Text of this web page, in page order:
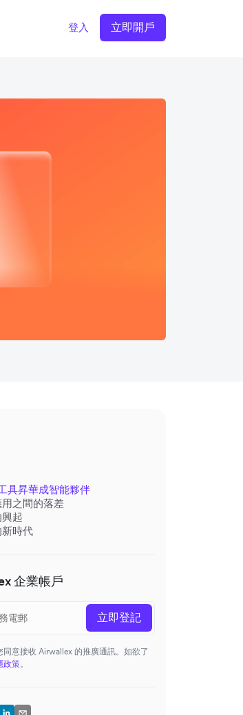
登入 立即開戶
具昇華成智能夥伴
之間的落差
起
時代
企業帳戶
立即登記
意接收 Airwallex 的推廣通訊。如欲了
政策。